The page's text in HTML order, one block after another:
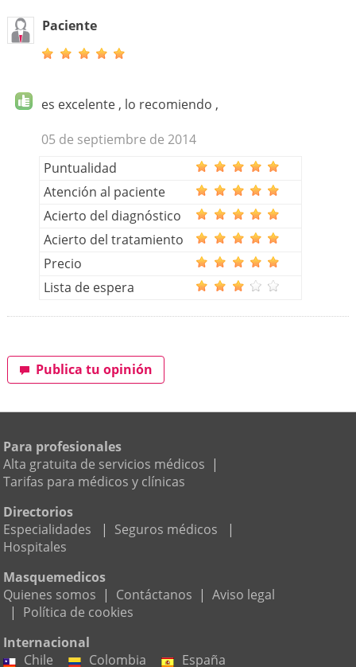
Paciente
es excelente , lo recomiendo ,
05 de septiembre de 2014
Puntualidad
Atención al paciente
Acierto del diagnóstico
Acierto del tratamiento
Precio
Lista de espera
Publica tu opinión
Para profesionales
Alta gratuita de servicios médicos |
Tarifas para médicos y clínicas
Directorios
Especialidades
| Seguros médicos
|
Hospitales
Masquemedicos
Quienes somos | Contáctanos | Aviso legal
| Política de cookies
Internacional
Chile
Colombia España